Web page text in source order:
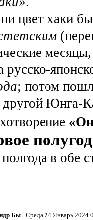
цвет хаки
русско-
; потом
другой Юнга-
в обе
Бы[ Среда 24 Январь 2024